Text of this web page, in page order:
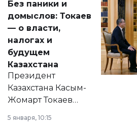
Без паники и
домыслов: Токаев
— о власти,
налогах и
будущем
Казахстана
Президент
Казахстана Касым-
Жомарт Токаев
сразу несколько
5 января, 10:15